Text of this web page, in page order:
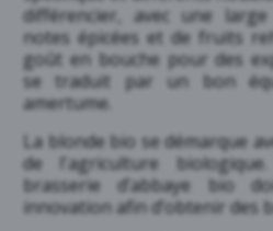
différencier, avec une large
notes épicées et de fruits
goût en bouche pour des
se traduit par un bon
amertume.
La blonde bio se démarque
de l'agriculture
brasserie d’abbaye bio
innovation afin d’obtenir des